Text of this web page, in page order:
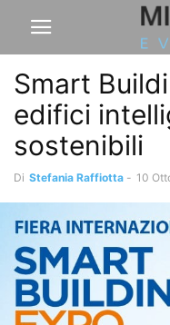
Smart
edifici
sostenibili
Di Stefania Raffiotta - 10